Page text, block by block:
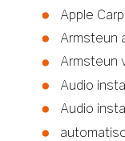
Apple
Armsteun
Armsteun
Audio
Audio